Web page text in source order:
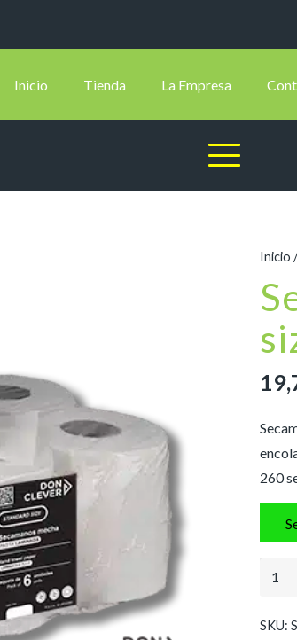
Inicio Tienda La Empresa
Inicio
260
chemi
SKU: